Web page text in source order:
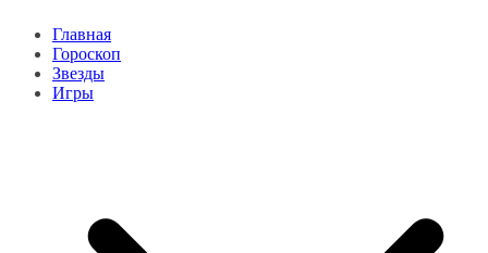
Главная
Гороскоп
Звезды
Игры